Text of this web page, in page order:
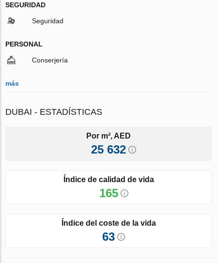
SEGURIDAD
Seguridad
PERSONAL
Conserjería
más
DUBAI - ESTADÍSTICAS
Por m², AED
25 632
Índice de calidad de vida
165
Índice del coste de la vida
63